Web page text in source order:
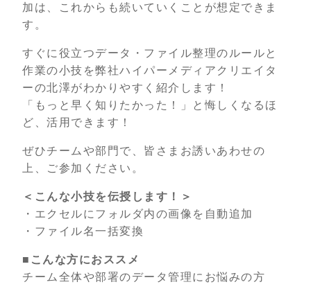
加は、これからも続いていくことが想定できま
す。
すぐに役立つデータ・ファイル整理のルールと
作業の小技を弊社ハイパーメディアクリエイタ
ーの北澤がわかりやすく紹介します！
「もっと早く知りたかった！」と悔しくなるほ
ど、活用できます！
ぜひチームや部門で、皆さまお誘いあわせの
上、ご参加ください。
＜こんな小技を伝授します！＞
・エクセルにフォルダ内の画像を自動追加
・ファイル名一括変換
■こんな方におススメ
チーム全体や部署のデータ管理にお悩みの方